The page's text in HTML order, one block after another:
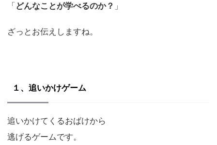
「どんなことが学べるのか？ 」
ざっとお伝えしますね。
１、追いかけゲーム
追いかけてくるおばけから
逃げるゲームです。